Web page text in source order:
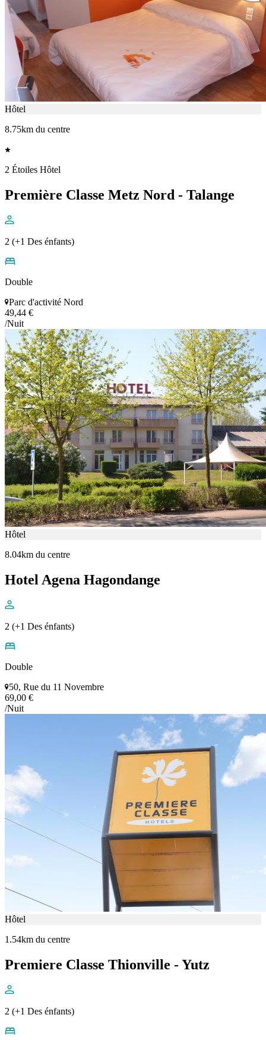
Hôtel
8.75km du centre
2 Étoiles Hôtel
Première Classe Metz Nord - Talange
2 (+1 Des énfants)
Double
Parc d'activité Nord
49,44 €
/Nuit
Hôtel
8.04km du centre
Hotel Agena Hagondange
2 (+1 Des énfants)
Double
50, Rue du 11 Novembre
69,00 €
/Nuit
Hôtel
1.54km du centre
Premiere Classe Thionville - Yutz
2 (+1 Des énfants)